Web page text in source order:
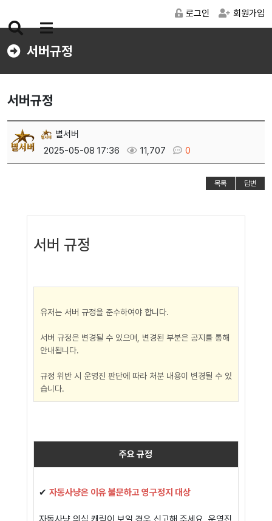
로그인 회원가입
검
색
버
튼
메
뉴
버
튼
서버규정
서버규정
별서버
2025-05-08 17:36
11,707 0
목록 답변
서버 규정
유저는 서버 규정을 준수하여야 합니다.
서버 규정은 변경될 수 있으며, 변경된 부분은 공지를 통해
안내됩니다.
규정 위반 시 운영진 판단에 따라 처분 내용이 변경될 수 있
습니다.
주요 규정
✔ 자동사냥은 이유 불문하고 영구정지 대상